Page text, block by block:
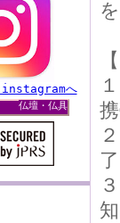
instagramへ
仏壇・仏具
了